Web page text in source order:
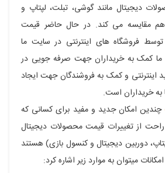
در
توییتر
در
لینکدین
دیجیتال مانند گوشی، تبلت، لپتاپ و
هم مقایسه می کند. در حال حاضر قیمت
فروشگاه های اینترنتی در سایت ما
کمک به خریداران جهت صرفه جویی در
اینترنتی و کمک به فروشندگان جهت ایجاد
به خریداران است.
چندین امکان جدید و مفید برای کسانی که
راحت از تغییرات قیمت محصولات دیجیتال
دوربین دیجیتال و کنسول بازی) هستند
میتوان به موارد زیر اشاره کرد: